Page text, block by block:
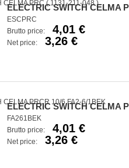
ELECTRIC SWITCH CELMA
ESCPRC
Brutto price:
4,01 €
Net price: 3,26 €
ELECTRIC SWITCH CELMA
FA261BEK
Brutto price:
4,01 €
Net price: 3,26 €